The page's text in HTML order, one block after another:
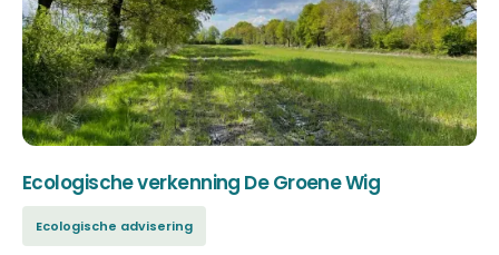
Ecologische verkenning De Groene Wig
Ecologische advisering